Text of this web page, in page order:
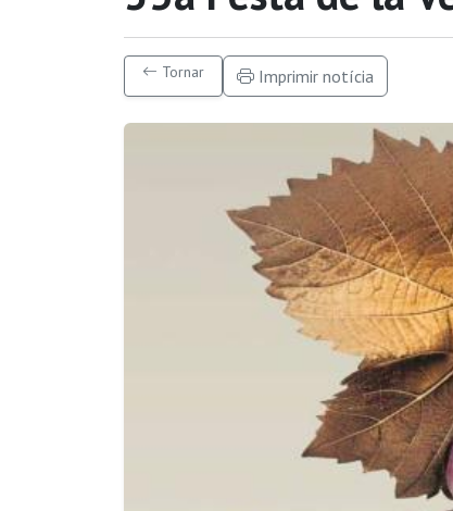
Tornar Imprimir notícia